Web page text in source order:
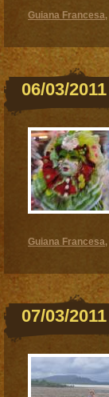
Guiana Francesa,
06/03/2011
Guiana Francesa,
07/03/2011